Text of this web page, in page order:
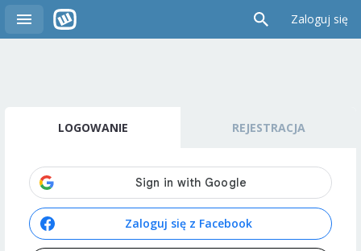
Zaloguj się
LOGOWANIE REJESTRACJA
Zaloguj się z Facebook